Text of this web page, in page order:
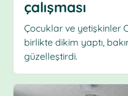
çalışması
Çocuklar ve yetişkinler
birlikte dikim yaptı,
güzelleştirdi.